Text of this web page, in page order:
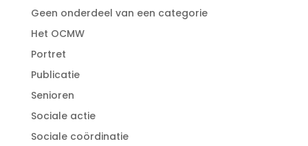
Geen onderdeel van een categorie
Het OCMW
Portret
Publicatie
Senioren
Sociale actie
Sociale coördinatie